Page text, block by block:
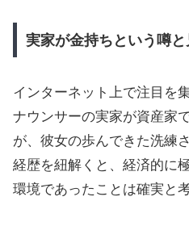
実家が金持ちという噂
インターネット上で注目を
ナウンサーの実家が資産家
が、彼女の歩んできた洗練
経歴を紐解くと、経済的に
環境であったことは確実と